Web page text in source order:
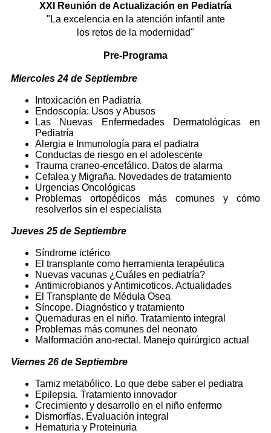
XXI Reunión de Actualización en Pediatría
"La excelencia en la atención infantil ante
los retos de la modernidad"
Pre-Programa
Miercoles 24 de Septiembre
Intoxicación en Padiatría
Endoscopía: Usos y Abusos
Las Nuevas Enfermedades Dermatológicas en
Pediatría
Alergia e Inmunología para el padiatra
Conductas de riesgo en el adolescente
Trauma craneo-encefálico. Datos de alarma
Cefalea y Migraña. Novedades de tratamiento
Urgencias Oncológicas
Problemas ortopédicos más comunes y cómo
resolverlos sin el especialista
Jueves 25 de Septiembre
Síndrome ictérico
El transplante como herramienta terapéutica
Nuevas vacunas ¿Cuáles en pediatría?
Antimicrobianos y Antimicoticos. Actualidades
El Transplante de Médula Osea
Síncope. Diagnóstico y tratamiento
Quemaduras en el niño. Tratamiento integral
Problemas más comunes del neonato
Malformación ano-rectal. Manejo quirúrgico actual
Viernes 26 de Septiembre
Tamiz metabólico. Lo que debe saber el pediatra
Epilepsia. Tratamiento innovador
Crecimiento y desarrollo en el niño enfermo
Dismorfías. Evaluación integral
Hematuria y Proteinuria